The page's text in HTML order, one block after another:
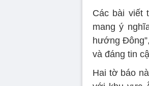
Các bài viết
mang ý
hướng
và đáng tin
Hai tờ báo